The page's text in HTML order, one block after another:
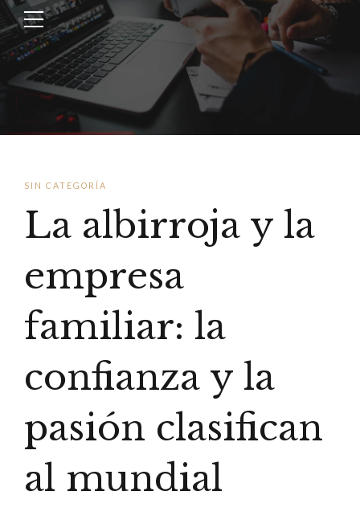
SIN CATEGORÍA
La albirroja y la
empresa
familiar: la
confianza y la
pasión clasifican
al mundial